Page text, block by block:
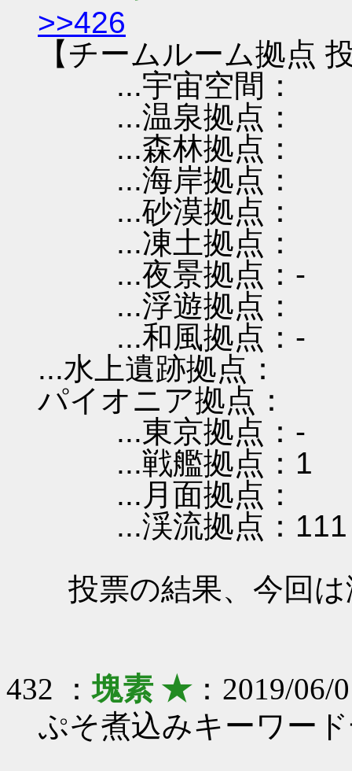
>>426
【チームルーム拠点
...宇宙空間：
...温泉拠点：
...森林拠点：
...海岸拠点：
...砂漠拠点：
...凍土拠点：
...夜景拠点：-
...浮遊拠点：
...和風拠点：-
...水上遺跡拠点：
パイオニア拠点：
...東京拠点：-
...戦艦拠点：1
...月面拠点：
...渓流拠点：111
投票の結果、今回
432 ：塊素 ★：2019/06/
ぷそ煮込みキーワー